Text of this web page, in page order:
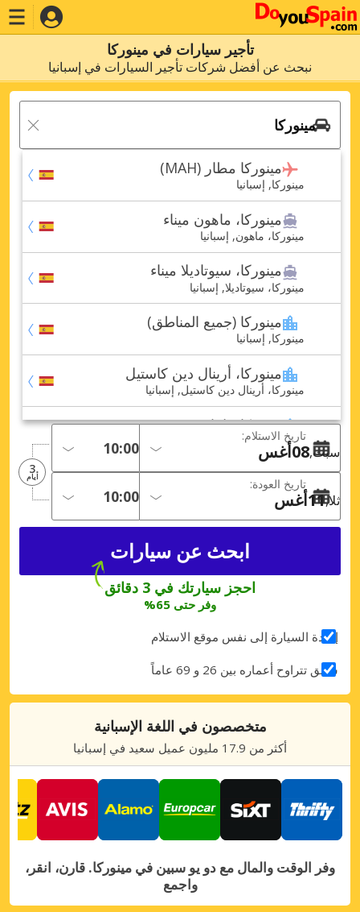
تأجير سيارات في مينوركا
نبحث عن أفضل شركات تأجير السيارات في إسبانيا
مينوركا مطار (MAH)
مينوركا, إسبانيا
مينوركا، ماهون ميناء
مينوركا، ماهون, إسبانيا
مينوركا، سيوتاديلا ميناء
مينوركا، سيوتاديلا, إسبانيا
مينوركا (جميع المناطق)
مينوركا, إسبانيا
مينوركا، أرينال دين كاستيل
مينوركا، أرينال دين كاستيل, إسبانيا
مينوركا، بلاياس فورنييس
مينوركا، بلاياس فورنييس, إسبانيا
مينوركا، بونتا بريما
مينوركا، بونتا بريما, إسبانيا
مينوركا، بينيبيكا فيل
مينوركا، بينيبيكا فيل, إسبانيا
مينوركا، بينيفوركات
مينوركا، بينيفوركات, إسبانيا
مينوركا، سان خايمي
مينوركا، سان خايمي, إسبانيا
مينوركا، سانتو توماس
مينوركا، سانتو توماس, إسبانيا
مينوركا، سون بارك
مينوركا، سون بارك, إسبانيا
مينوركا، سون بو
مينوركا، سون بو, إسبانيا
مينوركا، سون خورغير
مينوركا، سيوتاديلا
مينوركا، سيوتاديلا, إسبانيا
تاريخ الاستلام:
سبت08أغس
تاريخ العودة:
ثلا11أغس
3
أيام
احجز سيارتك في 3 دقائق
وفر حتى 65%
إعادة السيارة إلى نفس موقع الاستلام
سائق تتراوح أعماره بين 26 و 69 عاماً
متخصصون في اللغة الإسبانية
أكثر من 17.9 مليون عميل سعيد في إسبانيا
وفر الوقت والمال مع دو يو سبين في مينوركا. قارن، انقر،
واجمع